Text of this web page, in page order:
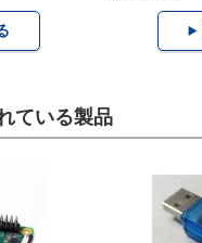
ている製品